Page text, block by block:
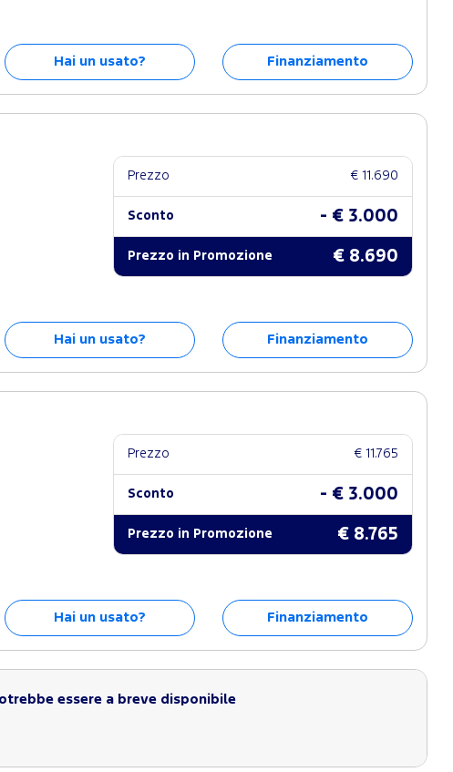
Hai un usato? Finanziamento
Prezzo € 11.690
Sconto - € 3.000
Prezzo in Promozione € 8.690
Hai un usato? Finanziamento
Prezzo € 11.765
Sconto - € 3.000
Prezzo in Promozione € 8.765
Hai un usato? Finanziamento
essere a breve disponibile